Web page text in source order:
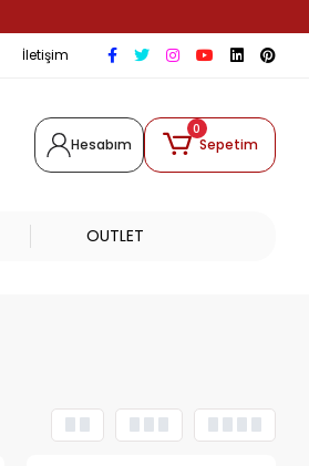
İletişim
Hesabım
0
Sepetim
OUTLET